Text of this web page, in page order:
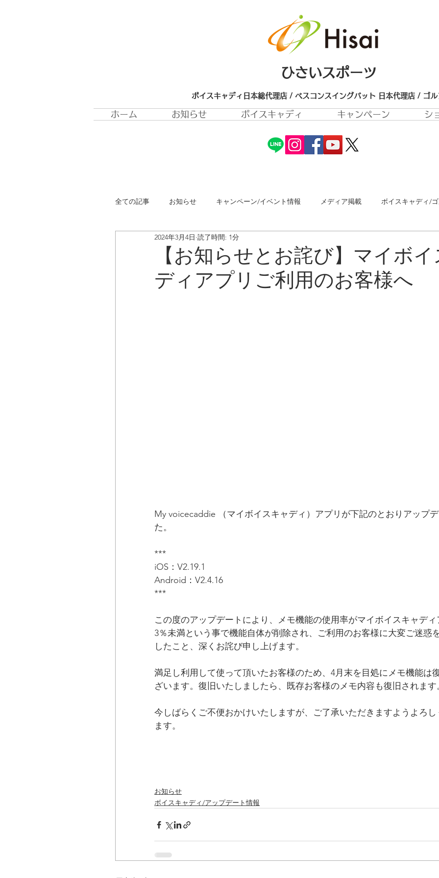
ひさいスポーツ
ボイスキャディ日本総代理店 / ベスコンスイングバット 日本代理店​ / ゴル
ホーム お知らせ ボイスキャディ キャンペーン シ
全ての記事 お知らせ キャンペーン/イベント情報 メディア掲載 ボイスキャディ/
ボイスキャディ/アップデート情報
お客様の声 コラム
【お知らせとお詫び】マイボイ
ディアプリご利用のお客様へ
2024年3月4日 読了時間: 1分
My voicecaddie （マイボイスキャディ）アプリが下記のとおりアップ
た。
***
iOS：V2.19.1
Android：V2.4.16
***
この度のアップデートにより、メモ機能の使用率がマイボイスキャデ
3％未満という事で機能自体が削除され、ご利用のお客様に大変ご迷惑
したこと、深くお詫び申し上げます。
満足し利用して使って頂いたお客様のため、4月末を目処にメモ機能は
ざいます。復旧いたしましたら、既存お客様のメモ内容も復旧されます
今しばらくご不便おかけいたしますが、ご了承いただきますようよろし
ます。
お知らせ
ボイスキャディ/アップデート情報